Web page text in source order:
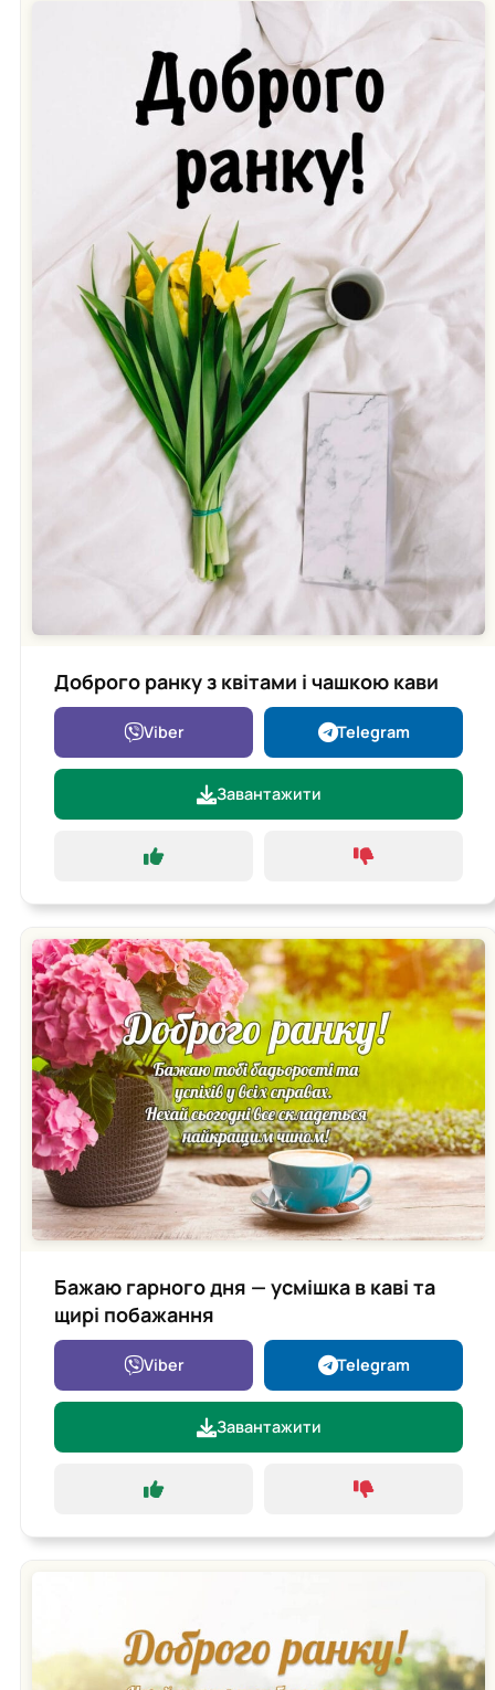
Доброго ранку з квітами і чашкою кави
Viber Telegram
Завантажити
Бажаю гарного дня — усмішка в каві та
щирі побажання
Viber Telegram
Завантажити